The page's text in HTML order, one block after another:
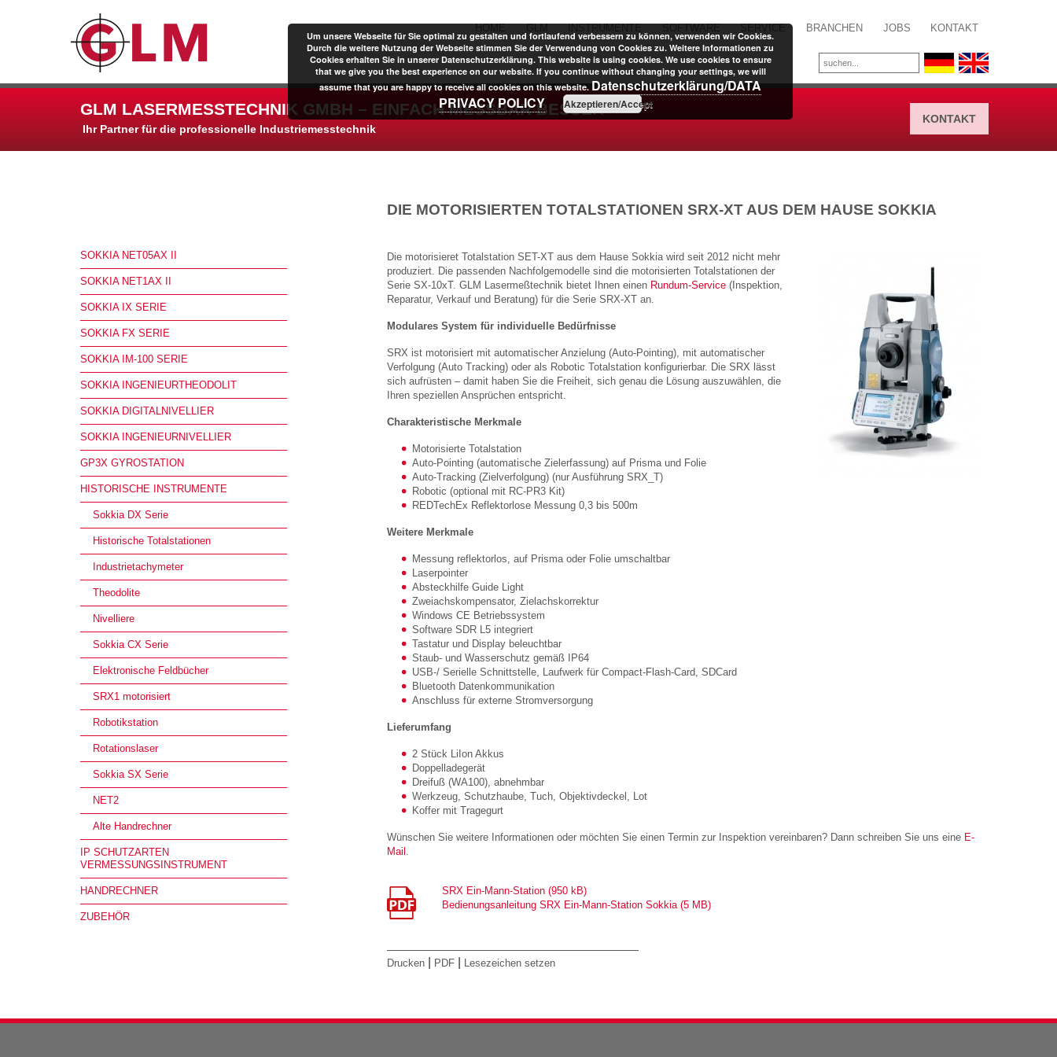
BRANCHEN JOBS KONTAKT
GLM LASERMESSTECHNIK GMBH – EINFACH MESSBAR BESSER
Ihr Partner für die professionelle Industriemesstechnik
KONTAKT
SOKKIA NET05AX II
SOKKIA NET1AX II
SOKKIA IX SERIE
SOKKIA FX SERIE
SOKKIA IM-100 SERIE
SOKKIA INGENIEURTHEODOLIT
SOKKIA DIGITALNIVELLIER
SOKKIA INGENIEURNIVELLIER
GP3X GYROSTATION
HISTORISCHE INSTRUMENTE
Sokkia DX Serie
Historische Totalstationen
Industrietachymeter
Theodolite
Nivelliere
Sokkia CX Serie
Elektronische Feldbücher
SRX1 motorisiert
Robotikstation
Rotationslaser
Sokkia SX Serie
NET2
Alte Handrechner
IP SCHUTZARTEN
VERMESSUNGSINSTRUMENT
HANDRECHNER
ZUBEHÖR
DIE MOTORISIERTEN TOTALSTATIONEN SRX-XT AUS DEM HAUSE SOKKIA
Die motorisieret Totalstation SET-XT aus dem Hause Sokkia wird seit 2012 nicht mehr
produziert. Die passenden Nachfolgemodelle sind die motorisierten Totalstationen der
Serie SX-10xT. GLM Lasermeßtechnik bietet Ihnen einen Rundum-Service (Inspektion,
Reparatur, Verkauf und Beratung) für die Serie SRX-XT an.
Modulares System für individuelle Bedürfnisse
SRX ist motorisiert mit automatischer Anzielung (Auto-Pointing), mit automatischer
Verfolgung (Auto Tracking) oder als Robotic Totalstation konfigurierbar. Die SRX lässt
sich aufrüsten – damit haben Sie die Freiheit, sich genau die Lösung auszuwählen, die
Ihren speziellen Ansprüchen entspricht.
Charakteristische Merkmale
Motorisierte Totalstation
Auto-Pointing (automatische Zielerfassung) auf Prisma und Folie
Auto-Tracking (Zielverfolgung) (nur Ausführung SRX_T)
Robotic (optional mit RC-PR3 Kit)
REDTechEx Reflektorlose Messung 0,3 bis 500m
Weitere Merkmale
Messung reflektorlos, auf Prisma oder Folie umschaltbar
Laserpointer
Absteckhilfe Guide Light
Zweiachskompensator, Zielachskorrektur
Windows CE Betriebssystem
Software SDR L5 integriert
Tastatur und Display beleuchtbar
Staub- und Wasserschutz gemäß IP64
USB-/ Serielle Schnittstelle, Laufwerk für Compact-Flash-Card, SDCard
Bluetooth Datenkommunikation
Anschluss für externe Stromversorgung
Lieferumfang
2 Stück LiIon Akkus
Doppelladegerät
Dreifuß (WA100), abnehmbar
Werkzeug, Schutzhaube, Tuch, Objektivdeckel, Lot
Koffer mit Tragegurt
Wünschen Sie weitere Informationen oder möchten Sie einen Termin zur Inspektion vereinbaren? Dann schreiben Sie uns eine E-
Mail .
SRX Ein-Mann-Station (950 kB)
Bedienungsanleitung SRX Ein-Mann-Station Sokkia (5 MB)
Drucken PDF Lesezeichen setzen
Um unsere Webseite für Sie optimal zu gestalten und fortlaufend verbessern zu können, verwenden wir Cookies.
Durch die weitere Nutzung der Webseite stimmen Sie der Verwendung von Cookies zu. Weitere Informationen zu
Cookies erhalten Sie in unserer Datenschutzerklärung. This website is using cookies. We use cookies to ensure
that we give you the best experience on our website. If you continue without changing your settings, we will
assume that you are happy to receive all cookies on this website.Datenschutzerklärung/DATA
PRIVACY POLICY
Akzeptieren/Accept